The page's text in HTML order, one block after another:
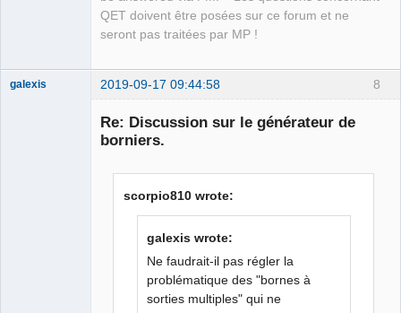
QET doivent être posées sur ce forum et ne
seront pas traitées par MP !
8
galexis 2019-09-17 09:44:58
Re: Discussion sur le générateur de
borniers.
scorpio810 wrote:
galexis wrote:
Ne faudrait-il pas régler la
problématique des "bornes à
sorties multiples" qui ne